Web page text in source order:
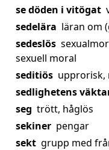
se döden i vitögat
sedelära läran om
sedeslös
sexuell moral
seditiös upprorisk,
sedlighetens
seg trött, håglös
sekiner pengar
sekt grupp med